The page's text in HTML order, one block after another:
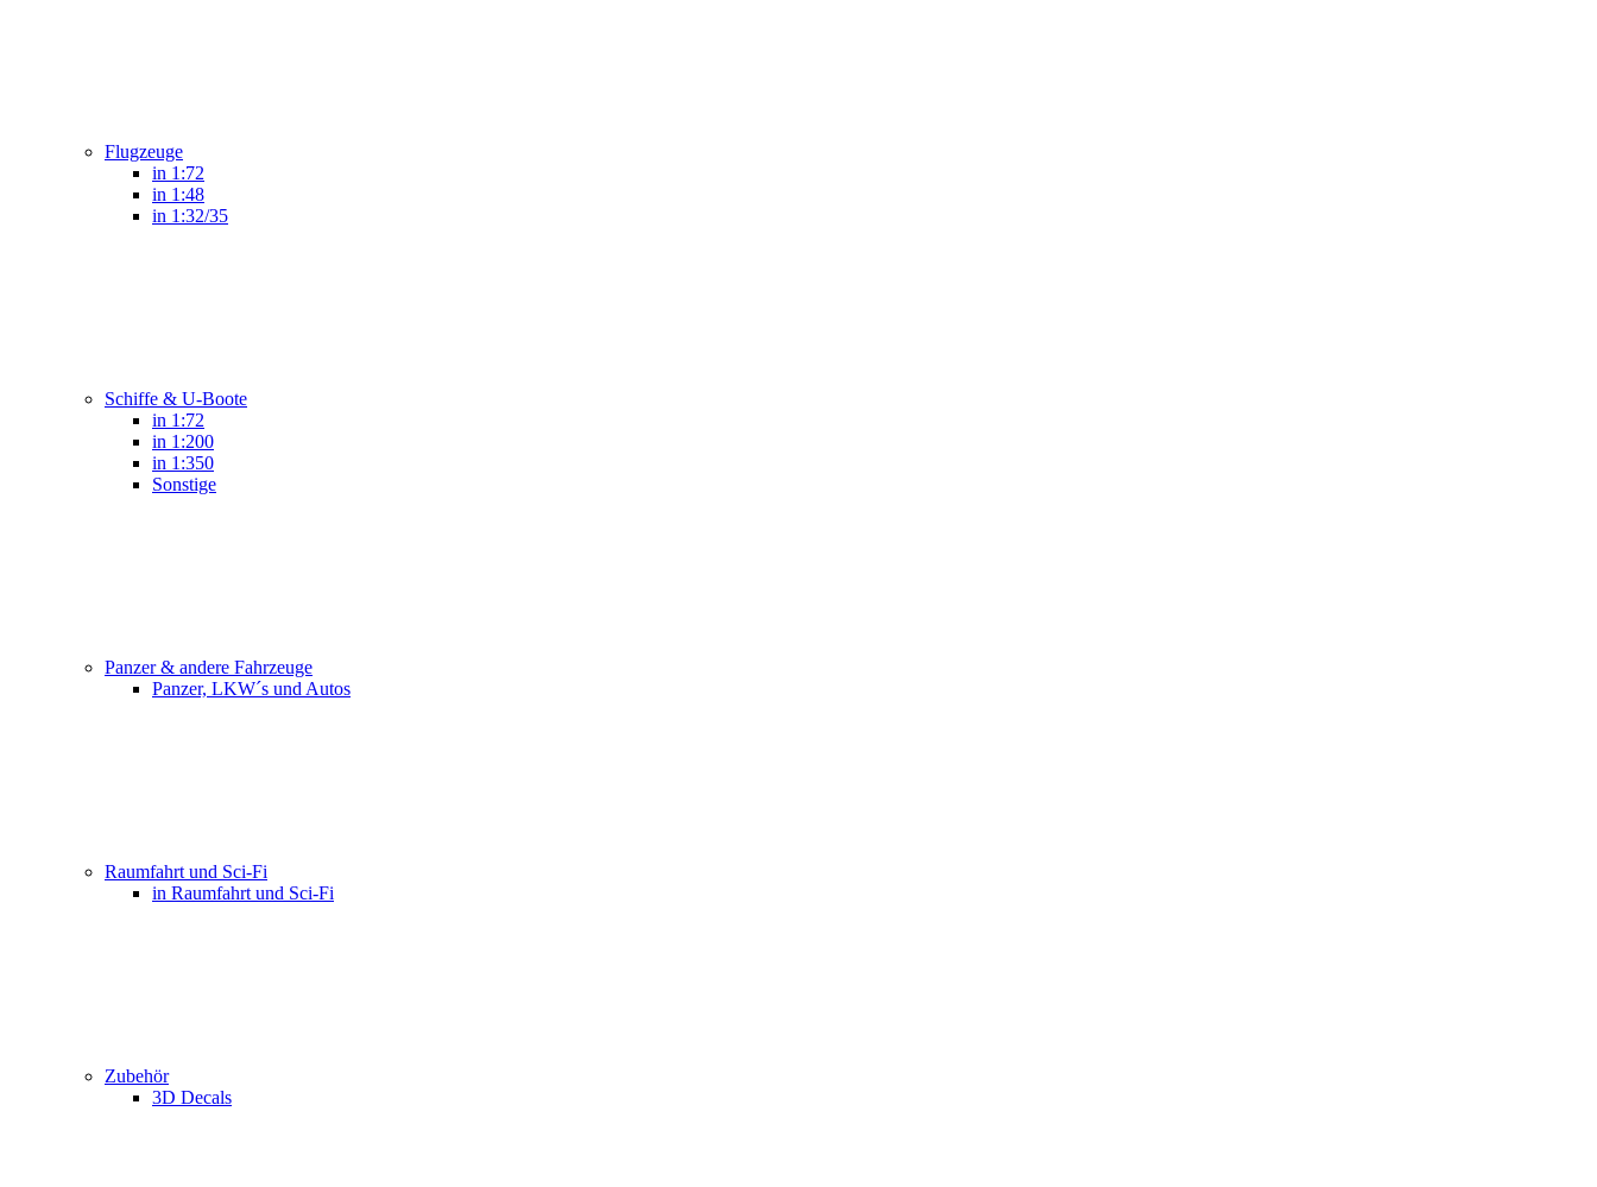
Flugzeuge
in 1:72
in 1:48
in 1:32/35
Schiffe & U-Boote
in 1:72
in 1:200
in 1:350
Sonstige
Panzer & andere Fahrzeuge
Panzer, LKW´s und Autos
Raumfahrt und Sci-Fi
in Raumfahrt und Sci-Fi
Zubehör
3D Decals